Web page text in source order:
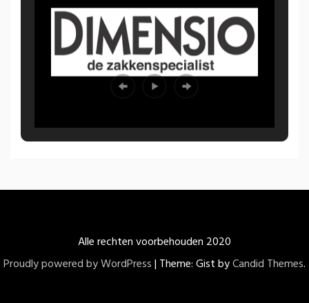
Alle rechten voorbehouden 2020
Proudly powered by WordPress| Theme: Gist byCandid Themes.